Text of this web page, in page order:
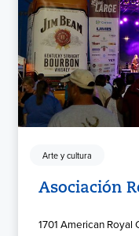
Arte y cultura
Asociación
1701 American Royal